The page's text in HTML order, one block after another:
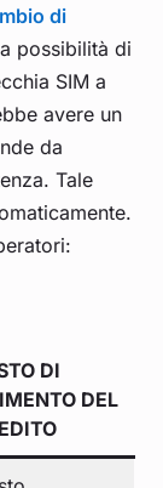
di
possibilità di
SIM a
avere un
da
Tale
DI
DEL